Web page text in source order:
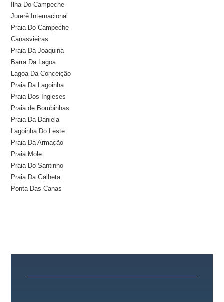
Ilha Do Campeche
Jurerê Internacional
Praia Do Campeche
Canasvieiras
Praia Da Joaquina
Barra Da Lagoa
Lagoa Da Conceição
Praia Da Lagoinha
Praia Dos Ingleses
Praia de Bombinhas
Praia Da Daniela
Lagoinha Do Leste
Praia Da Armação
Praia Mole
Praia Do Santinho
Praia Da Galheta
Ponta Das Canas